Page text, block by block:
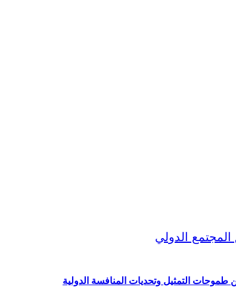
طموحات التمثيل وتحديات المنافسة الدولية